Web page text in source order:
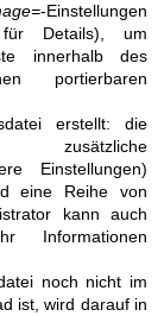
-Einstellungen
Details), um
innerhalb des
portierbaren
erstellt: die
zusätzliche
Einstellungen)
eine Reihe von
kann auch
Informationen
noch nicht im
ist, wird darauf in